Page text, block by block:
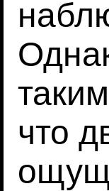
что